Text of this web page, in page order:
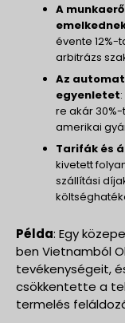
A
évente 12%-
arbitrázs
Az
egyenletet
re akár
amerikai
Tarifák és
kivetett
szállítási
Példa: Egy
ben Vietnamból
tevékenységeit,
csökkentette a
termelés